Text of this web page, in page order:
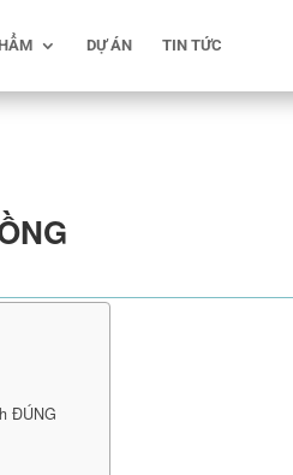
DỰ ÁN TIN TỨC
ĐÚNG